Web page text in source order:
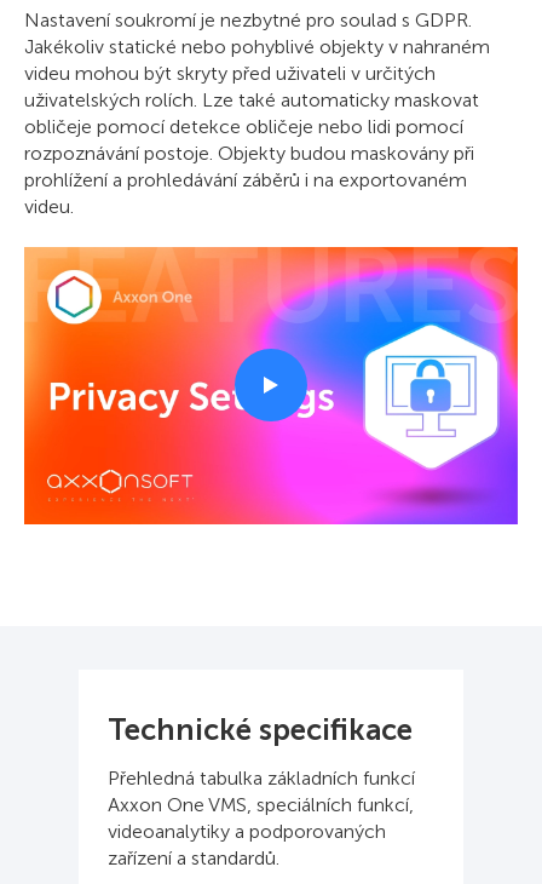
Nastavení soukromí je nezbytné pro soulad s GDPR.
Jakékoliv statické nebo pohyblivé objekty v nahraném
videu mohou být skryty před uživateli v určitých
uživatelských rolích. Lze také automaticky maskovat
obličeje pomocí detekce obličeje nebo lidi pomocí
rozpoznávání postoje. Objekty budou maskovány při
prohlížení a prohledávání záběrů i na exportovaném
videu.
Technické specifikace
Přehledná tabulka základních funkcí
Axxon One VMS, speciálních funkcí,
videoanalytiky a podporovaných
zařízení a standardů.